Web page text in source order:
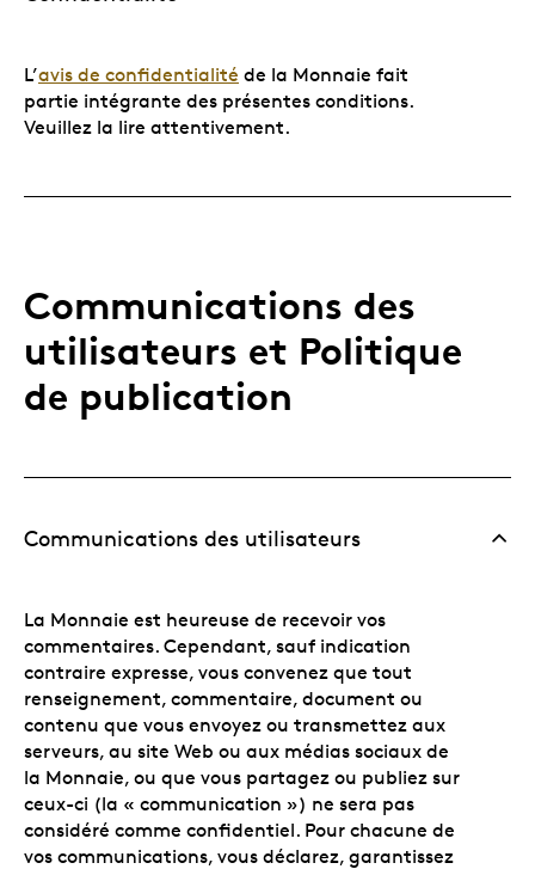
L’avis de confidentialité de la Monnaie fait
partie intégrante des présentes conditions.
Veuillez la lire attentivement.
Communications des
utilisateurs et Politique
de publication
Communications des utilisateurs
La Monnaie est heureuse de recevoir vos
commentaires. Cependant, sauf indication
contraire expresse, vous convenez que tout
renseignement, commentaire, document ou
contenu que vous envoyez ou transmettez aux
serveurs, au site Web ou aux médias sociaux de
la Monnaie, ou que vous partagez ou publiez sur
ceux-ci (la « communication ») ne sera pas
considéré comme confidentiel. Pour chacune de
vos communications, vous déclarez, garantissez